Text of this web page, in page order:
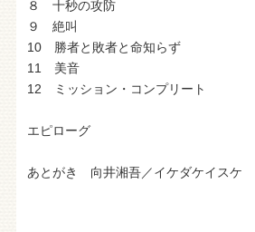
８ 十秒の攻防
９ 絶叫
10 勝者と敗者と命知らず
11 美音
12 ミッション・コンプリート
エピローグ
あとがき 向井湘吾／イケダケイスケ